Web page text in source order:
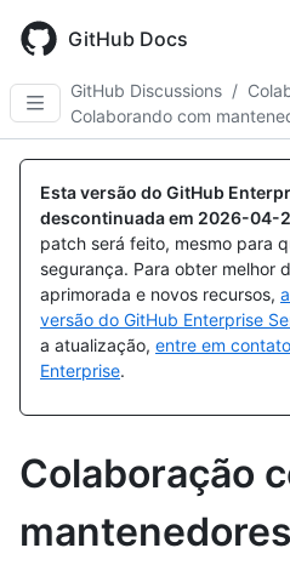
main
content
GitHub Docs
GitHub Discussions /
Colaborando com
Esta versão do GitHub
descontinuada em 2026-04-
patch será feito, mesmo para
segurança. Para obter melhor
aprimorada e novos recursos,
versão do GitHub Enterprise
a atualização, entre em
Enterprise.
Colaboração